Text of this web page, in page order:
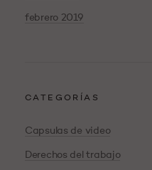
febrero 2019
CATEGORÍAS
Capsulas de video
Derechos del trabajo